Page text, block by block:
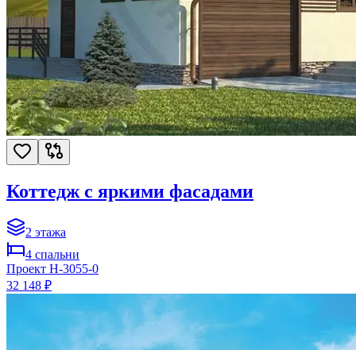
Коттедж с яркими фасадами
2 этажа
4 спальни
Проект H-3055-0
32 148 ₽